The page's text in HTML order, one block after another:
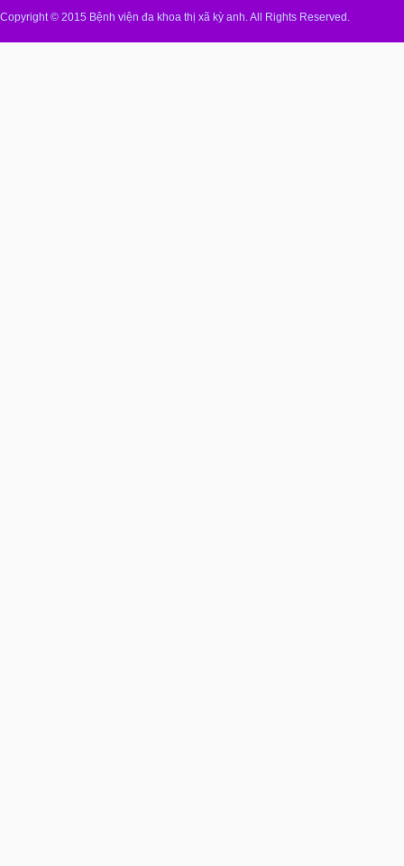
Copyright © 2015 Bệnh viện đa khoa thị xã kỳ anh. All Rights Reserved.